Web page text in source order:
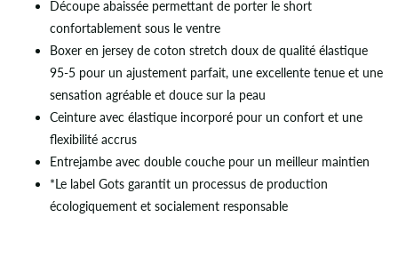
Découpe abaissée permettant de porter le short
confortablement sous le ventre
Boxer en jersey de coton stretch doux de qualité élastique
95-5 pour un ajustement parfait, une excellente tenue et une
sensation agréable et douce sur la peau
Ceinture avec élastique incorporé pour un confort et une
flexibilité accrus
Entrejambe avec double couche pour un meilleur maintien
*Le label Gots garantit un processus de production
écologiquement et socialement responsable